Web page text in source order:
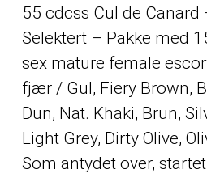
55 cdcss Cul de Canard
Selektert – Pakke med
sex mature female
fjær / Gul, Fiery Brown,
Dun, Nat. Khaki, Brun,
Light Grey, Dirty Olive,
Som antydet over,